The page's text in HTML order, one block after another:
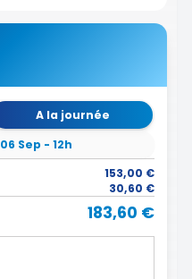
A la journée
06 Sep - 12h
153,00 €
30,60 €
183,60 €